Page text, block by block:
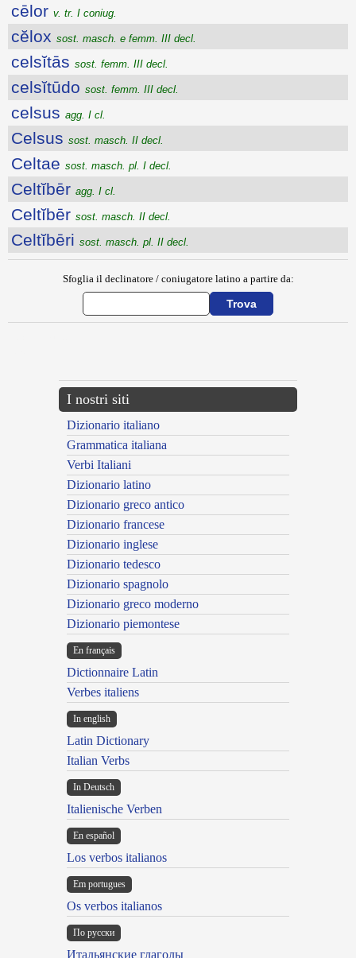
cēlor v. tr. I coniug.
cĕlox sost. masch. e femm. III decl.
celsĭtās sost. femm. III decl.
celsĭtūdo sost. femm. III decl.
celsus agg. I cl.
Celsus sost. masch. II decl.
Celtae sost. masch. pl. I decl.
Celtĭbēr agg. I cl.
Celtĭbēr sost. masch. II decl.
Celtĭbēri sost. masch. pl. II decl.
Sfoglia il declinatore / coniugatore latino a partire da:
I nostri siti
Dizionario italiano
Grammatica italiana
Verbi Italiani
Dizionario latino
Dizionario greco antico
Dizionario francese
Dizionario inglese
Dizionario tedesco
Dizionario spagnolo
Dizionario greco moderno
Dizionario piemontese
En français
Dictionnaire Latin
Verbes italiens
In english
Latin Dictionary
Italian Verbs
In Deutsch
Italienische Verben
En español
Los verbos italianos
Em portugues
Os verbos italianos
По русски
Итальянские глаголы